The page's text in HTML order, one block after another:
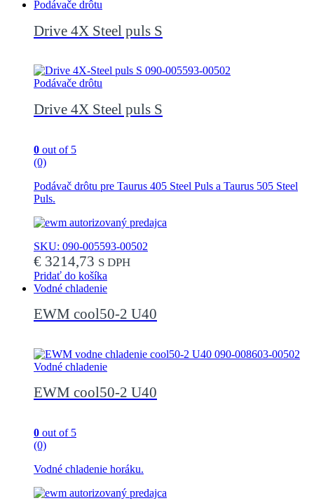
Podávače drôtu
Drive 4X Steel puls S
Podávače drôtu
Drive 4X Steel puls S
0 out of 5
(0)
Podávač drôtu pre Taurus 405 Steel Puls a Taurus 505 Steel
Puls.
SKU: 090-005593-00502
€ 3214,73 S DPH
Pridať do košíka
Vodné chladenie
EWM cool50-2 U40
Vodné chladenie
EWM cool50-2 U40
0 out of 5
(0)
Vodné chladenie horáku.